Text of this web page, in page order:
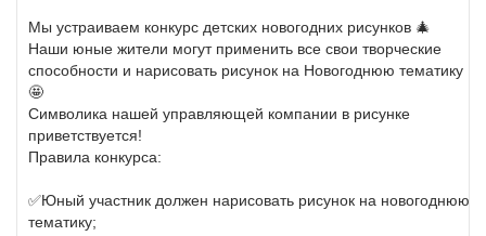
Мы устраиваем конкурс детских новогодних рисунков 🎄
Наши юные жители могут применить все свои творческие
способности и нарисовать рисунок на Новогоднюю тематику
🤩
Символика нашей управляющей компании в рисунке
приветствуется!
Правила конкурса:
✅Юный участник должен нарисовать рисунок на новогоднюю
тематику;